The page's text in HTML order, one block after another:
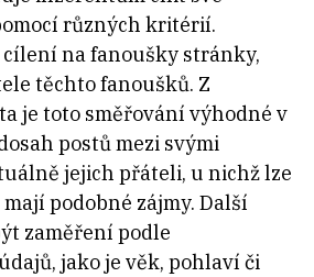
různých kritérií.
na fanoušky stránky,
těchto fanoušků. Z
je toto směřování výhodné v
postů mezi svými
jejich přáteli, u nichž lze
podobné zájmy. Další
zaměření podle
jako je věk, pohlaví či